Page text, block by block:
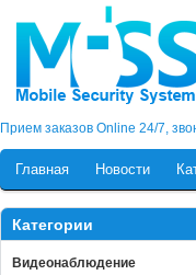
Прием заказов Online 24/7,
Главная Новости
Категории
Видеонаблюдение